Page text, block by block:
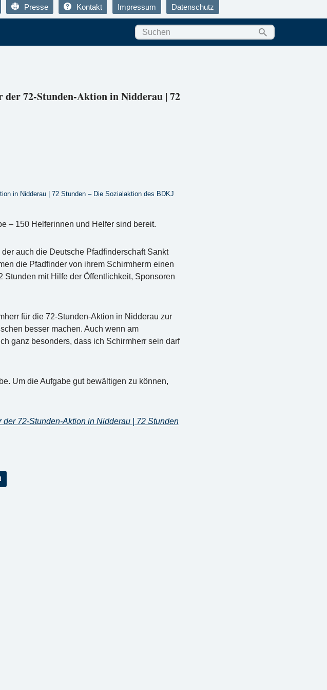
Presse Kontakt Impressum Datenschutz
72-Stunden-Aktion in Nidderau | 72
in Nidderau | 72 Stunden – Die Sozialaktion des BDKJ
– 150 Helferinnen und Helfer sind bereit.
auch die Deutsche Pfadfinderschaft Sankt
die Pfadfinder von ihrem Schirmherrn einen
mit Hilfe der Öffentlichkeit, Sponsoren
für die 72-Stunden-Aktion in Nidderau zur
besser machen. Auch wenn am
ganz besonders, dass ich Schirmherr sein darf
Um die Aufgabe gut bewältigen zu können,
72-Stunden-Aktion in Nidderau | 72 Stunden